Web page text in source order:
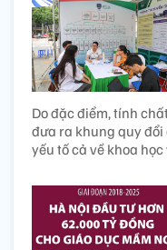
Do đặc điểm, tính
đưa ra khung quy
yếu tố cả về khoa